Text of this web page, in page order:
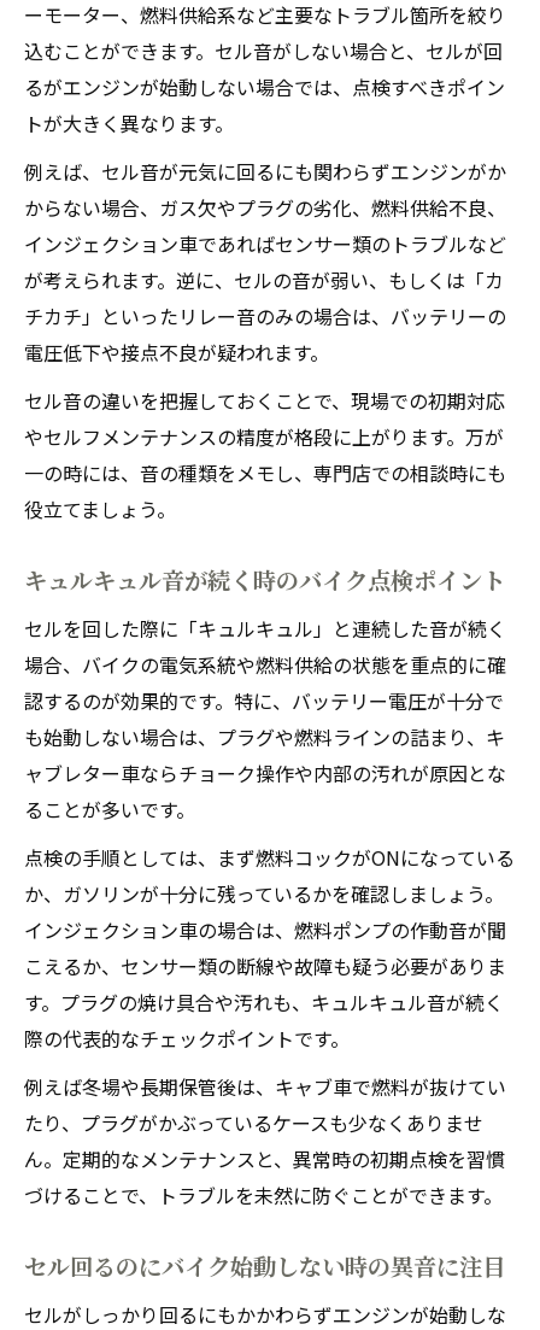
ーモーター、燃料供給系など主要なトラブル箇所を絞り
込むことができます。セル音がしない場合と、セルが回
るがエンジンが始動しない場合では、点検すべきポイン
トが大きく異なります。
例えば、セル音が元気に回るにも関わらずエンジンがか
からない場合、ガス欠やプラグの劣化、燃料供給不良、
インジェクション車であればセンサー類のトラブルなど
が考えられます。逆に、セルの音が弱い、もしくは「カ
チカチ」といったリレー音のみの場合は、バッテリーの
電圧低下や接点不良が疑われます。
セル音の違いを把握しておくことで、現場での初期対応
やセルフメンテナンスの精度が格段に上がります。万が
一の時には、音の種類をメモし、専門店での相談時にも
役立てましょう。
キュルキュル音が続く時のバイク点検ポイント
セルを回した際に「キュルキュル」と連続した音が続く
場合、バイクの電気系統や燃料供給の状態を重点的に確
認するのが効果的です。特に、バッテリー電圧が十分で
も始動しない場合は、プラグや燃料ラインの詰まり、キ
ャブレター車ならチョーク操作や内部の汚れが原因とな
ることが多いです。
点検の手順としては、まず燃料コックがONになっている
か、ガソリンが十分に残っているかを確認しましょう。
インジェクション車の場合は、燃料ポンプの作動音が聞
こえるか、センサー類の断線や故障も疑う必要がありま
す。プラグの焼け具合や汚れも、キュルキュル音が続く
際の代表的なチェックポイントです。
例えば冬場や長期保管後は、キャブ車で燃料が抜けてい
たり、プラグがかぶっているケースも少なくありませ
ん。定期的なメンテナンスと、異常時の初期点検を習慣
づけることで、トラブルを未然に防ぐことができます。
セル回るのにバイク始動しない時の異音に注目
セルがしっかり回るにもかかわらずエンジンが始動しな